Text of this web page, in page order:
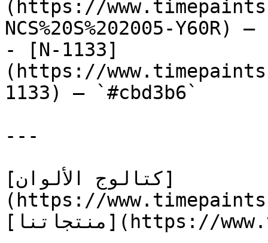
(https://
NCS%20S%202005-Y60R)
- [N-1133]
(https://
1133) — `#cbd3b6`
---
[كتالوج الألوان]
(https://
[منتجاتنا](https://www.timepaints.com/ar/products)